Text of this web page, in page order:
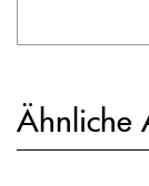
Ähnliche